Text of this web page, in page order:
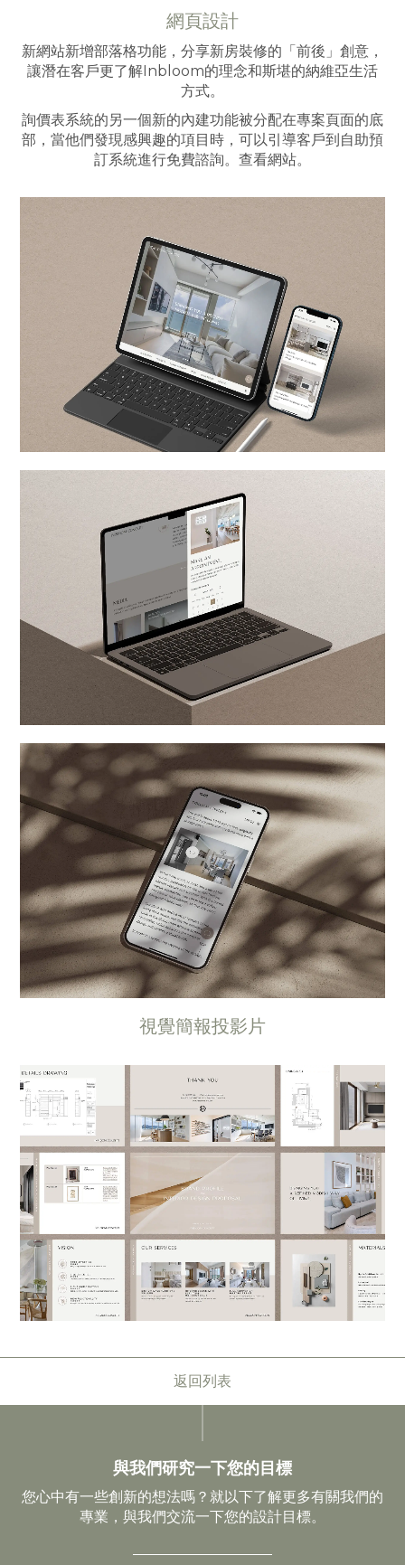
網頁設計
新網站新增部落格功能，分享新房裝修的「前後」創意，
讓潛在客戶更了解Inbloom的理念和斯堪的納維亞生活
方式。
詢價表系統的另一個新的內建功能被分配在專案頁面的底
部，當他們發現感興趣的項目時，可以引導客戶到自助預
訂系統進行免費諮詢。查看網站。
視覺簡報投影片
返回列表
與我們研究一下您的目標
您心中有一些創新的想法嗎？就以下了解更多有關我們的
專業，與我們交流一下您的設計目標。